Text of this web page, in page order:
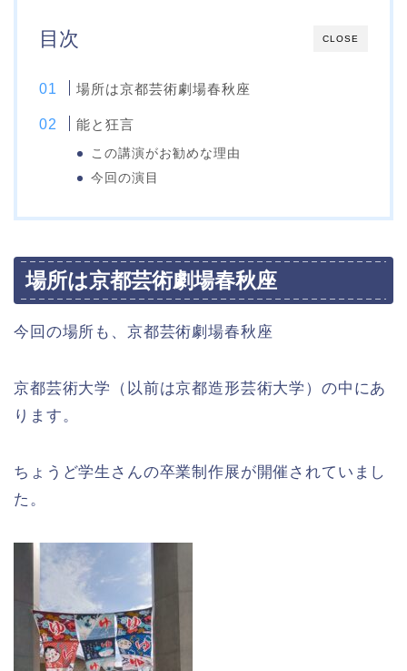
CLOSE
目次
場所は京都芸術劇場春秋座
能と狂言
この講演がお勧めな理由
今回の演目
場所は京都芸術劇場春秋座
今回の場所も、京都芸術劇場春秋座
京都芸術大学（以前は京都造形芸術大学）の中にあ
ります。
ちょうど学生さんの卒業制作展が開催されていまし
た。